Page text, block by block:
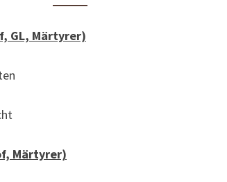
OKTOBER
GL, Märtyrer)
Märtyrer)